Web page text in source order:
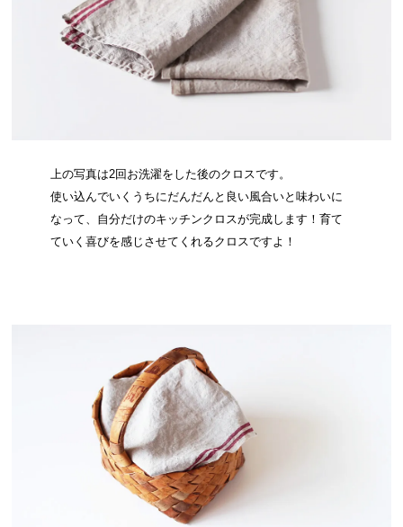
上の写真は2回お洗濯をした後のクロスです。
使い込んでいくうちにだんだんと良い風合いと味わいに
なって、自分だけのキッチンクロスが完成します！育て
ていく喜びを感じさせてくれるクロスですよ！